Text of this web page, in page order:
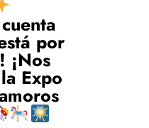
cuenta
por
¡Nos
Expo